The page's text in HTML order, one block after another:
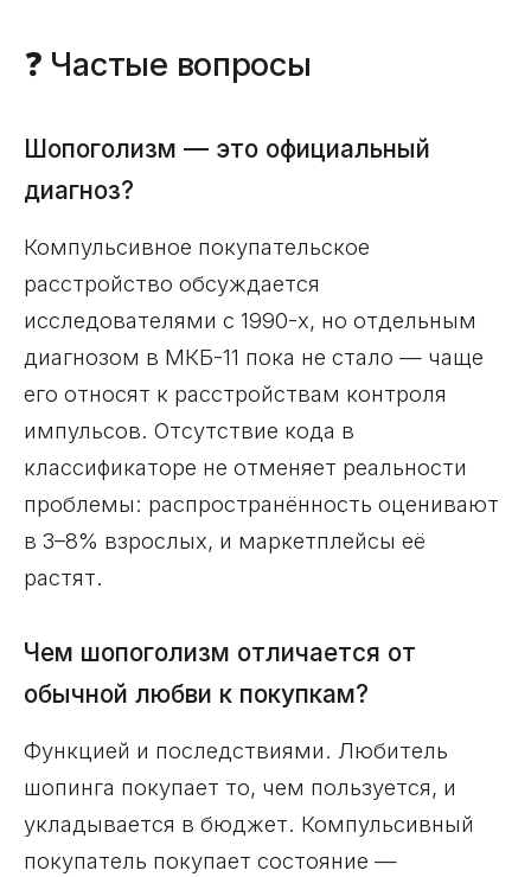
❓ Частые вопросы
Шопоголизм — это официальный
диагноз?
Компульсивное покупательское
расстройство обсуждается
исследователями с 1990-х, но отдельным
диагнозом в МКБ-11 пока не стало — чаще
его относят к расстройствам контроля
импульсов. Отсутствие кода в
классификаторе не отменяет реальности
проблемы: распространённость оценивают
в 3–8% взрослых, и маркетплейсы её
растят.
Чем шопоголизм отличается от
обычной любви к покупкам?
Функцией и последствиями. Любитель
шопинга покупает то, чем пользуется, и
укладывается в бюджет. Компульсивный
покупатель покупает состояние —